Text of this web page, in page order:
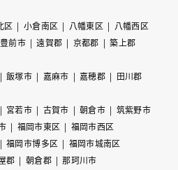
区 小倉南区 八幡東区
八幡西区
豊前市 遠賀郡 京都郡
築上郡
飯塚市 嘉麻市 嘉穂郡
田川郡
宮若市 古賀市 朝倉市
筑紫野市
福岡市東区
福岡市西区
福岡市博多区
福岡市城南区
郡 朝倉郡
那珂川市